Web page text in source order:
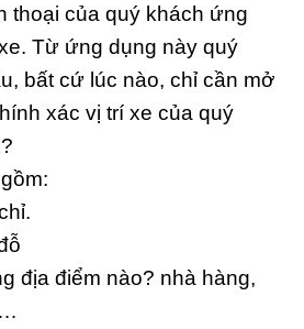
thoại của quý khách ứng
Từ ứng dụng này quý
bất cứ lúc nào, chỉ cần mở
xác vị trí xe của quý
địa điểm nào? nhà hàng,